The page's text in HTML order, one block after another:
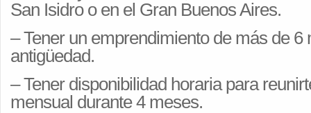
San Isidro o en el Gran Buenos Aires.
– Tener un emprendimiento de más de 6
antigüedad.
– Tener disponibilidad horaria para
mensual durante 4 meses.